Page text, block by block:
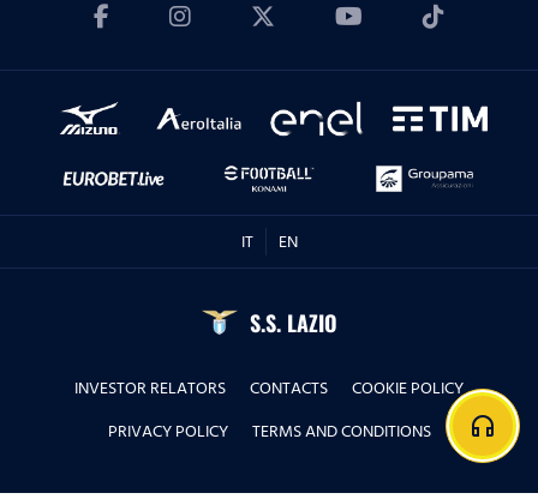
IT EN
S.S. LAZIO
INVESTOR RELATORS CONTACTS
COOKIE POLICY
PRIVACY POLICY
TERMS AND CONDITIONS headphones